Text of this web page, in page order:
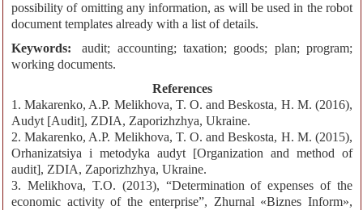
possibility of omitting any information, as will be used in the robot
document templates already with a list of details.
Keywords:
audit; accounting; taxation; goods; plan; program;
working documents.
References
1. Makarenko, A.P. Melikhova, T. O. and Beskosta, H. M. (2016),
Audyt [Audit], ZDIA, Zaporizhzhya, Ukraine.
2. Makarenko, A.P. Melikhova, T. O. and Beskosta, H. M. (2015),
Orhanizatsiya i metodyka audyt [Organization and method of
audit], ZDIA, Zaporizhzhya, Ukraine.
3. Melikhova, T.O. (2013), “Determination of expenses of the
economic activity of the enterprise”, Zhurnal «Biznes Inform»,